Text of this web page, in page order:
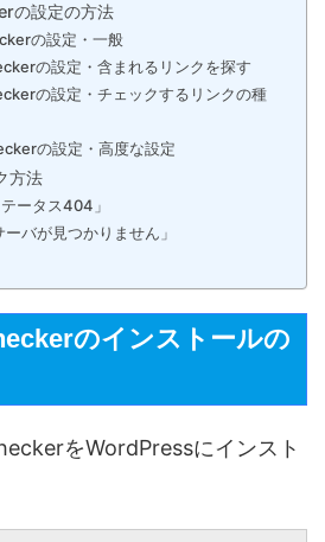
の設定の方法
の設定・一般
の設定・含まれるリンクを探す
の設定・チェックするリンクの種
の設定・高度な設定
方法
ータス404」
バが見つかりません」
のインストールの
をWordPressにインスト